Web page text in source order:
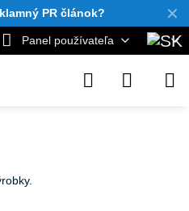
✕
PR článok?
Panel používateľa